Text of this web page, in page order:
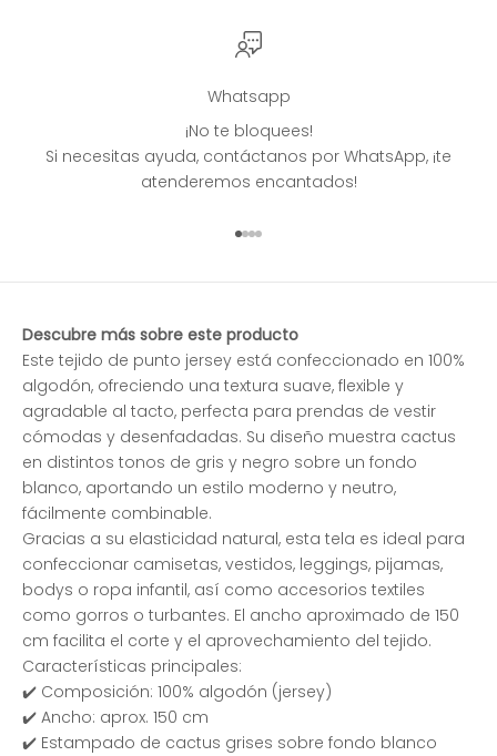
Whatsapp
¡No te bloquees!
Si necesitas ayuda, contáctanos por WhatsApp, ¡te
atenderemos encantados!
Ir al artículo 1
Ir al artículo 2
Ir al artículo 3
Ir al artículo 4
Descubre más sobre este producto
Este tejido de punto jersey está confeccionado en 100%
algodón, ofreciendo una textura suave, flexible y
agradable al tacto, perfecta para prendas de vestir
cómodas y desenfadadas. Su diseño muestra cactus
en distintos tonos de gris y negro sobre un fondo
blanco, aportando un estilo moderno y neutro,
fácilmente combinable.
Gracias a su elasticidad natural, esta tela es ideal para
confeccionar camisetas, vestidos, leggings, pijamas,
bodys o ropa infantil, así como accesorios textiles
como gorros o turbantes. El ancho aproximado de 150
cm facilita el corte y el aprovechamiento del tejido.
Características principales:
✔️ Composición: 100% algodón (jersey)
✔️ Ancho: aprox. 150 cm
✔️ Estampado de cactus grises sobre fondo blanco